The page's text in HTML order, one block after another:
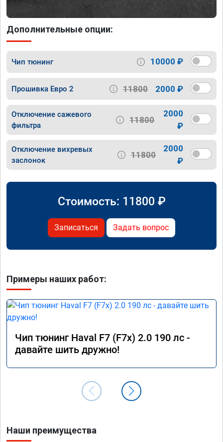
Дополнительные опции:
Чип тюнинг 10000 ₽
Прошивка Евро 2 11800 2000 ₽
Отключение сажевого
фильтра
11800
2000
₽
Отключение вихревых
заслонок
11800
2000
₽
Стоимость: 11800 ₽
Записаться Задать вопрос
Примеры наших работ:
Чип тюнинг Haval F7 (F7x) 2.0 190 лс -
давайте шить дружно!
Наши преимущества